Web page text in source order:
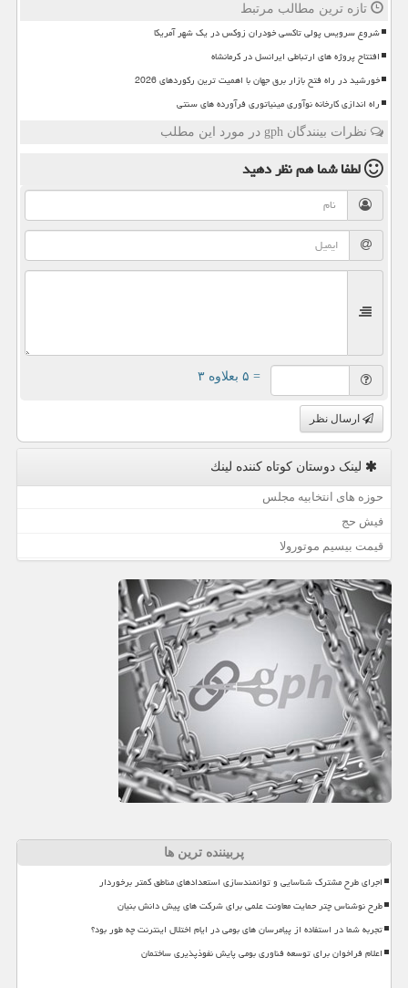
تازه ترین مطالب مرتبط
شروع سرویس پولی تاکسی خودران زوکس در یک شهر آمریکا
افتتاح پروژه های ارتباطی ایرانسل در کرمانشاه
خورشید در راه فتح بازار برق جهان با اهمیت ترین رکوردهای 2026
راه اندازی کارخانه نوآوری مینیاتوری فرآورده های سنتی
نظرات بینندگان gph در مورد این مطلب
لطفا شما همنظر دهید
= ۵ بعلاوه ۳
ارسال نظر
لینک دوستان كوتاه كننده لینك
حوزه های انتخابیه مجلس
فیش حج
قیمت بیسیم موتورولا
پربیننده ترین ها
اجرای طرح مشترک شناسایی و توانمندسازی استعدادهای مناطق کمتر برخوردار
طرح نوشناس چتر حمایت معاونت علمی برای شرکت های پیش دانش بنیان
تجربه شما در استفاده از پیامرسان های بومی در ایام اختلال اینترنت چه طور بود؟
اعلام فراخوان برای توسعه فناوری بومی پایش نفوذپذیری ساختمان